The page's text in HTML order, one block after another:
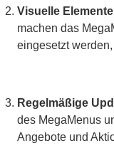
Visuelle
machen das
eingesetzt
Regelmäßige
des MegaMenus
Angebote und